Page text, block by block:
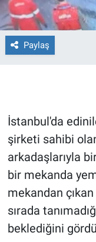
Paylaş
İstanbul'da
şirketi sahibi
arkadaşlarıyla
bir mekanda
mekandan
sırada
beklediğini
Gün Başlıyor
Gün Bitiyor
Gündem Özel
Günün
Haber
İlan
Kimdir